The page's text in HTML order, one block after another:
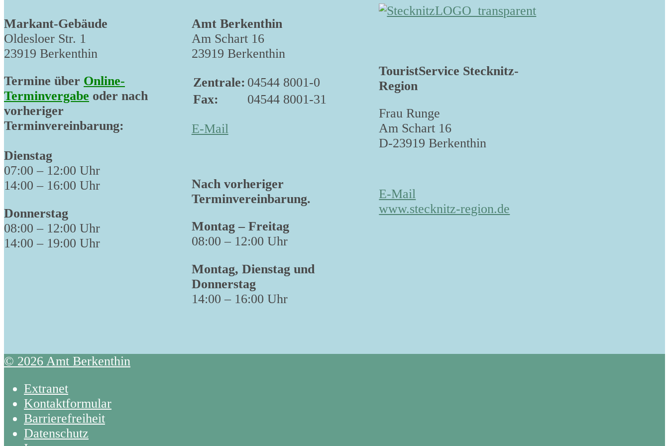
Markant-Gebäude
Oldesloer Str. 1
23919 Berkenthin
Termine über Online-
Terminvergabe oder nach
vorheriger
Terminvereinbarung:
Dienstag
07:00 – 12:00 Uhr
14:00 – 16:00 Uhr
Donnerstag
08:00 – 12:00 Uhr
14:00 – 19:00 Uhr
Amt Berkenthin
Am Schart 16
23919 Berkenthin
Zentrale: 04544 8001-0
Fax:
04544 8001-31
E-Mail
Nach vorheriger
Terminvereinbarung.
Montag – Freitag
08:00 – 12:00 Uhr
Montag, Dienstag und
Donnerstag
14:00 – 16:00 Uhr
TouristService Stecknitz-
Region
Frau Runge
Am Schart 16
D-23919 Berkenthin
E-Mail
www.stecknitz-region.de
© 2026 Amt Berkenthin
Extranet
Kontaktformular
Barrierefreiheit
Datenschutz